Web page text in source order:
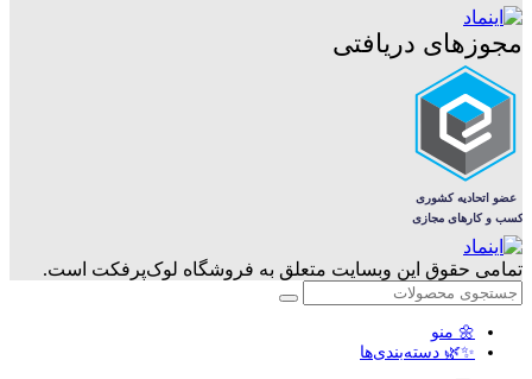
مجوزهای دریافتی
تمامی حقوق این وبسایت متعلق به فروشگاه لوک‌پرفکت است.
🌼 منو
✨🌿 دسته‌بندی‌ها